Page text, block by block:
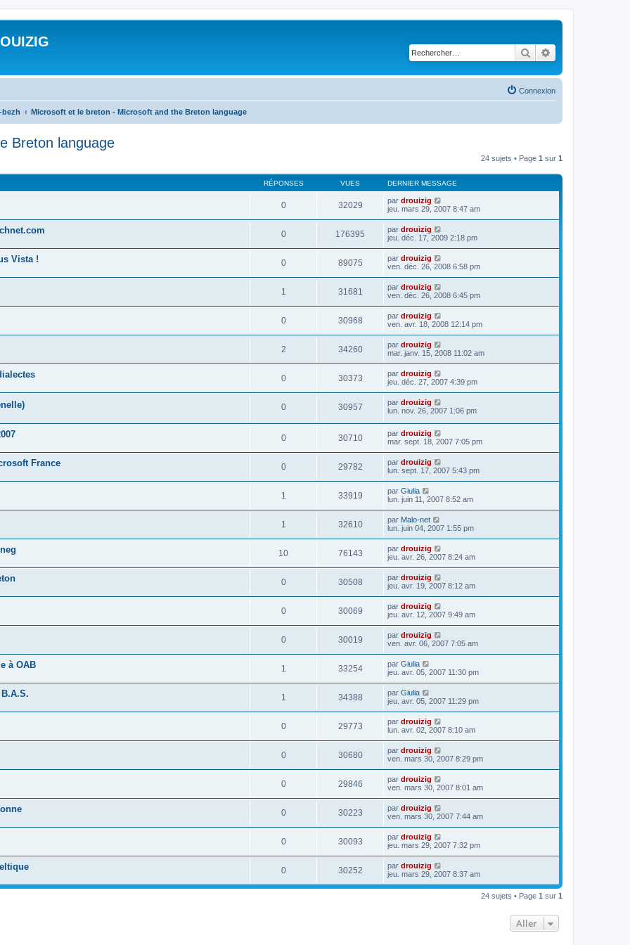
Rechercher
Connexion
bezh Microsoft et le breton - Microsoft and the Breton language
Breton language
24 sujets • Page 1 sur 1
RÉPONSES VUES DERNIER MESSAGE
0 32029 par drouizig
jeu. mars 29, 2007 8:47 am
0 176395 par drouizig
jeu. déc. 17, 2009 2:18 pm
Vista ! 0 89075 par drouizig
ven. déc. 26, 2008 6:58 pm
1 31681 par drouizig
ven. déc. 26, 2008 6:45 pm
0 30968 par drouizig
ven. avr. 18, 2008 12:14 pm
2 34260 par drouizig
mar. janv. 15, 2008 11:02 am
0 30373 par drouizig
jeu. déc. 27, 2007 4:39 pm
0 30957 par drouizig
lun. nov. 26, 2007 1:06 pm
0 30710 par drouizig
mar. sept. 18, 2007 7:05 pm
France 0 29782 par drouizig
lun. sept. 17, 2007 5:43 pm
1 33919 par Giulia
lun. juin 11, 2007 8:52 am
1 32610 par Malo-net
lun. juin 04, 2007 1:55 pm
10 76143 par drouizig
jeu. avr. 26, 2007 8:24 am
0 30508 par drouizig
jeu. avr. 19, 2007 8:12 am
0 30069 par drouizig
jeu. avr. 12, 2007 9:49 am
0 30019 par drouizig
ven. avr. 06, 2007 7:05 am
à OAB 1 33254 par Giulia
jeu. avr. 05, 2007 11:30 pm
1 34388 par Giulia
jeu. avr. 05, 2007 11:29 pm
0 29773 par drouizig
lun. avr. 02, 2007 8:10 am
0 30680 par drouizig
ven. mars 30, 2007 8:29 pm
0 29846 par drouizig
ven. mars 30, 2007 8:01 am
0 30223 par drouizig
ven. mars 30, 2007 7:44 am
0 30093 par drouizig
jeu. mars 29, 2007 7:32 pm
0 30252 par drouizig
jeu. mars 29, 2007 8:37 am
24 sujets • Page 1 sur 1
Aller